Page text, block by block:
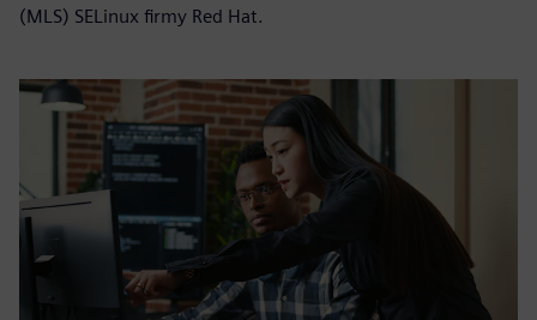
(MLS) SELinux firmy Red Hat.